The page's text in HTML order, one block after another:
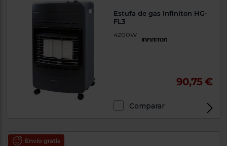
Estufa de gas Infiniton HG-
FL3
4200W
90,75 €
Comparar
Envío gratis